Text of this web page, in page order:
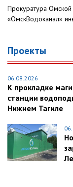
Прокуратура
«ОмскВодоканал»
Проекты
06.08.2026
К прокладке
станции
Нижнем Тагиле